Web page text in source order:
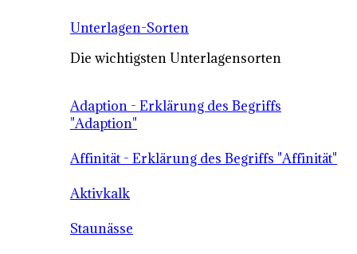
Unterlagen-Sorten
Die wichtigsten Unterlagensorten
Adaption - Erklärung des Begriffs
"Adaption"
Affinität - Erklärung des Begriffs "Affinität"
Aktivkalk
Staunässe